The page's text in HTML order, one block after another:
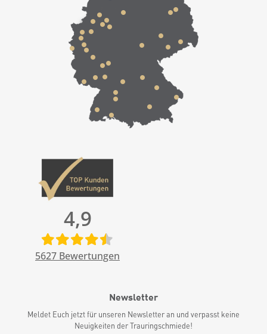
4,9
5627 Bewertungen
Newsletter
Meldet Euch jetzt für unseren Newsletter an und verpasst keine
Neuigkeiten der Trauringschmiede!